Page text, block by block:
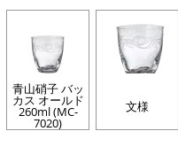
青山硝子 バッ
カス オールド
260ml (MC-
7020)
文様